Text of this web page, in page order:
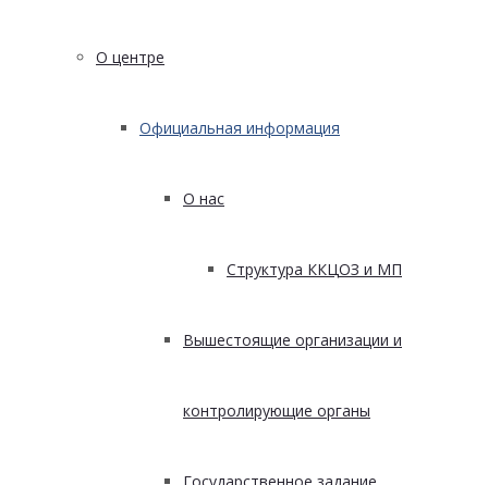
О центре
Официальная информация
О нас
Структура ККЦОЗ и МП
Вышестоящие организации и
контролирующие органы